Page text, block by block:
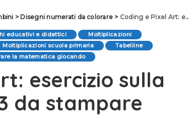
> Disegni numerati da colorare > Coding e Pixel Art: esercizio sulla tabellina del 3 da stampare
educativi e didattici
Moltiplicazioni
Moltiplicazioni scuola primaria
Tabelline
la matematica giocando
esercizio sulla
da stampare